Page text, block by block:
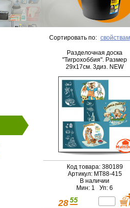
Сортировать по: свойствам
Разделочная доска
"Тигрохоббия". Размер
29х17см. 3диз. NEW
Код товара: 380189
Артикул: MT88-415
В наличии
Мин: 1 Уп: 6
28 55